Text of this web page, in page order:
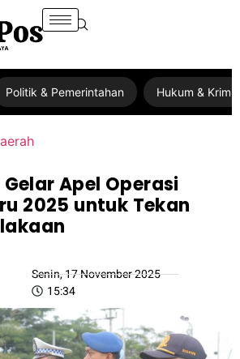
Politik & Pemerintahan Hukum &
Apel Operasi
2025 untuk Tekan
Senin, 17 November 2025
15:34